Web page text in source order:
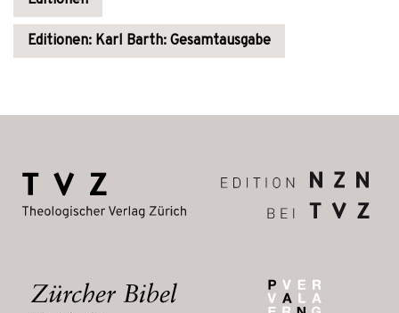
Editionen: Karl Barth: Gesamtausgabe